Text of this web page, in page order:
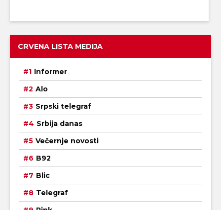
CRVENA LISTA MEDIJA
Informer
Alo
Srpski telegraf
Srbija danas
Večernje novosti
B92
Blic
Telegraf